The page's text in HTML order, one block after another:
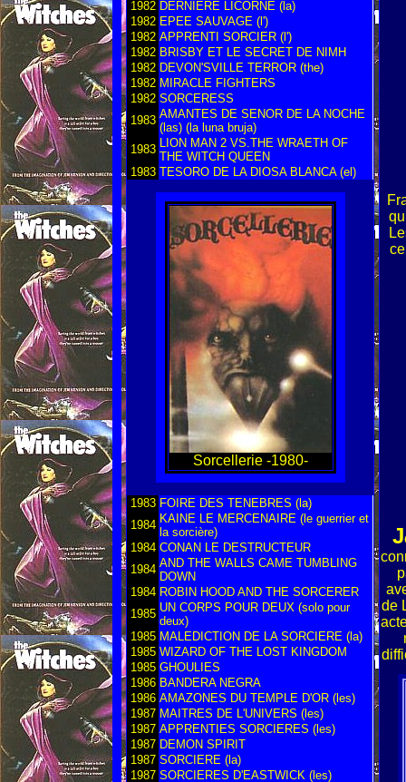
1982 DERNIERE LICORNE (la)
1982 EPEE SAUVAGE (l')
1982 APPRENTI SORCIER (l')
1982 BRISBY ET LE SECRET DE NIMH
1982 DEVON'SVILLE TERROR (the)
1982 MIRACLE FIGHTERS
1982 SORCERESS
1983 AMANTES DE SENOR DE LA NOCHE
(las) (la luna bruja)
1983 LION MAN 2 VS.THE WRAETH OF
THE WITCH QUEEN
1983 TESORO DE LA DIOSA BLANCA (el)
Sorcellerie -1980-
1983 FOIRE DES TENEBRES (la)
1984 KAINE LE MERCENAIRE (le guerrier et
la sorcière)
1984 CONAN LE DESTRUCTEUR
1984 AND THE WALLS CAME TUMBLING
DOWN
1984 ROBIN HOOD AND THE SORCERER
1985 UN CORPS POUR DEUX (solo pour
deux)
1985 MALEDICTION DE LA SORCIERE (la)
1985 WIZARD OF THE LOST KINGDOM
1985 GHOULIES
1986 BANDERA NEGRA
1986 AMAZONES DU TEMPLE D'OR (les)
1987 MAITRES DE L'UNIVERS (les)
1987 APPRENTIES SORCIERES (les)
1987 DEMON SPIRIT
1987 SORCIERE (la)
1987 SORCIERES D'EASTWICK (les)
J
de